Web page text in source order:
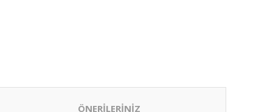
ÖNERİLERİNİZ